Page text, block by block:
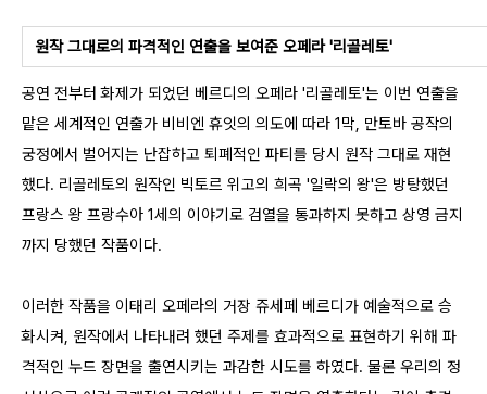
원작 그대로의 파격적인 연출을 보여준 오페라 '리골레토'
공연 전부터 화제가 되었던 베르디의 오페라 '리골레토'는 이번 연출을
맡은 세계적인 연출가 비비엔 휴잇의 의도에 따라 1막, 만토바 공작의
궁정에서 벌어지는 난잡하고 퇴폐적인 파티를 당시 원작 그대로 재현
했다. 리골레토의 원작인 빅토르 위고의 희곡 '일락의 왕'은 방탕했던
프랑스 왕 프랑수아 1세의 이야기로 검열을 통과하지 못하고 상영 금지
까지 당했던 작품이다.
이러한 작품을 이태리 오페라의 거장 쥬세페 베르디가 예술적으로 승
화시켜, 원작에서 나타내려 했던 주제를 효과적으로 표현하기 위해 파
격적인 누드 장면을 출연시키는 과감한 시도를 하였다. 물론 우리의 정